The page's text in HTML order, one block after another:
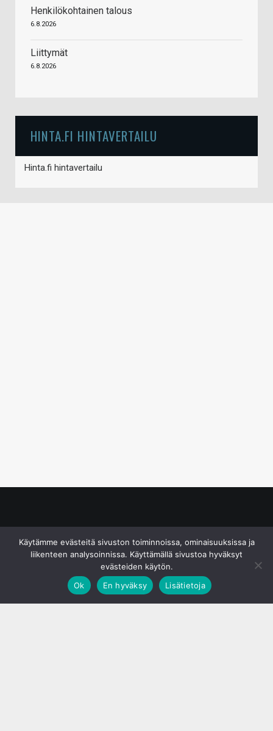
Henkilökohtainen talous
6.8.2026
Liittymät
6.8.2026
HINTA.FI HINTAVERTAILU
Hinta.fi hintavertailu
Käytämme evästeitä sivuston toiminnoissa, ominaisuuksissa ja
liikenteen analysoinnissa. Käyttämällä sivustoa hyväksyt
evästeiden käytön.
Ok
En hyväksy Lisätietoja